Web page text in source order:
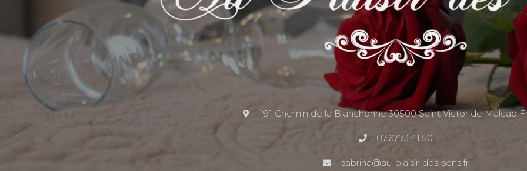
191 Chemin de la Blanchonne 30500 Saint Victor de Malcap
07.67.73.41.50
sabrina@au-plaisir-des-sens.fr